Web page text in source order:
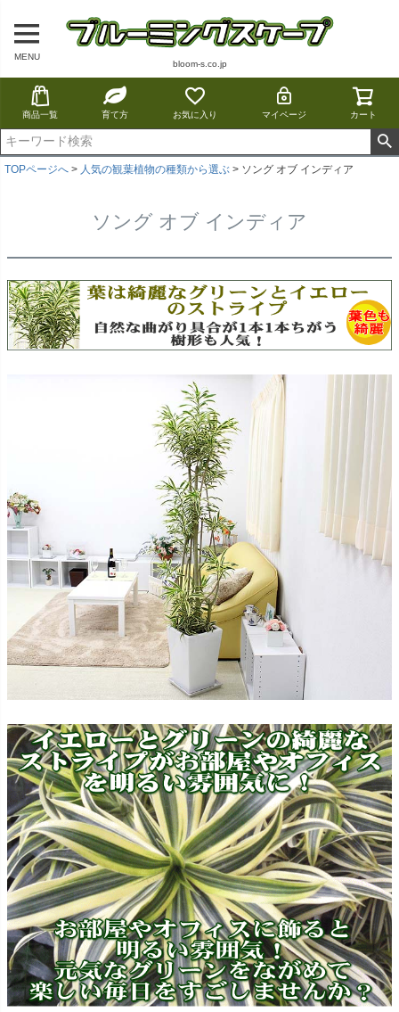
MENU
bloom-s.co.jp
商品一覧 育て方 お気に入り マイページ カート
TOPページへ 人気の観葉植物の種類から選ぶ ソング オブ インディア
ソング オブ インディア